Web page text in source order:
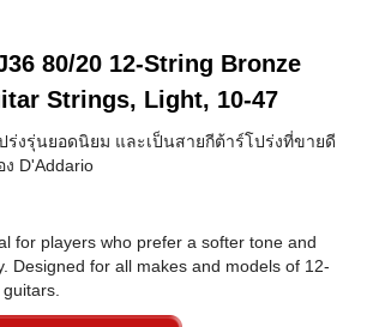
80/20 12-String Bronze
Strings, Light, 10-47
ร่งรุ่นยอดนิยม และเป็นสายกีต้าร์โปร่งที่ขายดี
D'Addario
for players who prefer a softer tone and
Designed for all makes and models of 12-